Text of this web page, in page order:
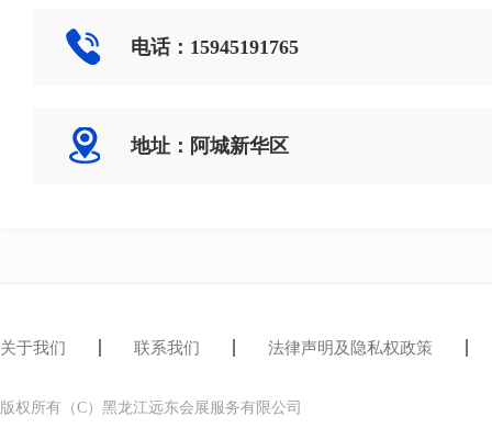
电话：15945191765
地址：阿城新华区
关于我们 联系我们 法律声明及隐私权政策
版权所有（C）黑龙江远东会展服务有限公司